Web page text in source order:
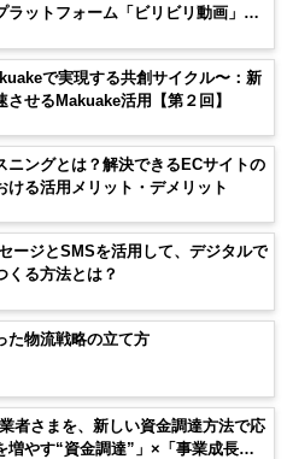
ラットフォーム「ビリビリ動画」の
で実現する共創サイクル〜：新
させるMakuake活用【第２回】
ニングとは？解決できるECサイトの
ける活用メリット・デメリット
ージとSMSを活用して、デジタルで
くる方法とは？
た物流戦略の立て方
者さまを、新しい資金調達方法で応
増やす“資金調達”」×「事業成長ス